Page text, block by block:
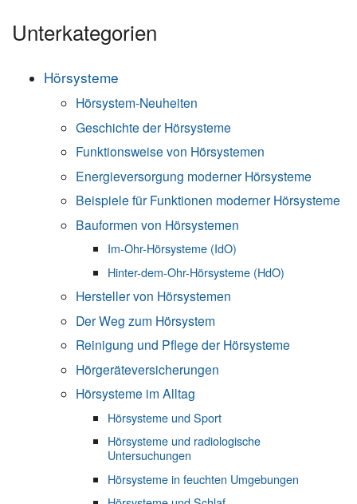
Unterkategorien
Hörsysteme
Hörsystem-Neuheiten
Geschichte der Hörsysteme
Funktionsweise von Hörsystemen
Energieversorgung moderner Hörsysteme
Beispiele für Funktionen moderner Hörsysteme
Bauformen von Hörsystemen
Im-Ohr-Hörsysteme (IdO)
Hinter-dem-Ohr-Hörsysteme (HdO)
Hersteller von Hörsystemen
Der Weg zum Hörsystem
Reinigung und Pflege der Hörsysteme
Hörgeräteversicherungen
Hörsysteme im Alltag
Hörsysteme und Sport
Hörsysteme und radiologische
Untersuchungen
Hörsysteme in feuchten Umgebungen